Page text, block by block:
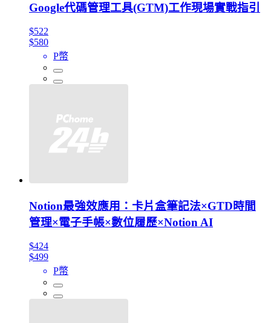
Google代碼管理工具(GTM)工作現場實戰指引
$522
$580
P幣
Notion最強效應用：卡片盒筆記法×GTD時間
管理×電子手帳×數位履歷×Notion AI
$424
$499
P幣